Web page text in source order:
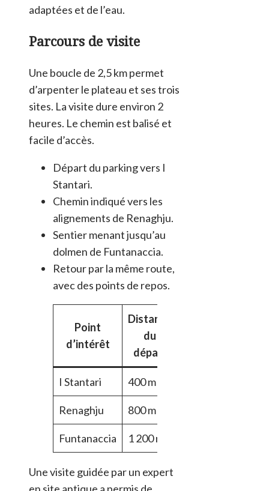
adaptées et de l’eau.
Parcours de visite
Une boucle de 2,5 km permet
d’arpenter le plateau et ses trois
sites. La visite dure environ 2
heures. Le chemin est balisé et
facile d’accès.
Départ du parking vers I
Stantari.
Chemin indiqué vers les
alignements de Renaghju.
Sentier menant jusqu’au
dolmen de Funtanaccia.
Retour par la même route,
avec des points de repos.
Point
d’intérêt
Distance
du
départ
I Stantari 400 m
Renaghju 800 m
Funtanaccia 1 200 m
Une visite guidée par un expert